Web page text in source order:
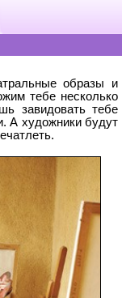
образы и
тебе несколько
завидовать тебе
А художники будут